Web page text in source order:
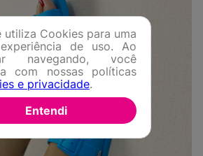
utiliza Cookies para uma
de uso. Ao
navegando, você
com nossas políticas
e privacidade.
Entendi